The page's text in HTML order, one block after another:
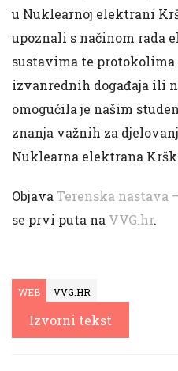
u Nuklearnoj elektrani
upoznali s načinom rada
sustavima te protokolima
izvanrednih događaja ili
omogućila je našim
znanja važnih za
Nuklearna elektrana
ObjavaTerenska nastava
se prvi puta na VVG.hr.
WEB VVG.HR
Izvorni tekst